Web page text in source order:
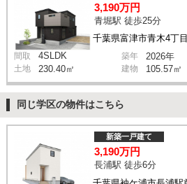
千葉県富津市青木4丁目
3,190万円
青堀駅 徒歩25分
間取 4SLDK 築年 2026年
土地 230.40㎡ 建物 105.57㎡
同じ学区の物件はこちら
新築一戸建て
3,190万円
長浦駅 徒歩6分